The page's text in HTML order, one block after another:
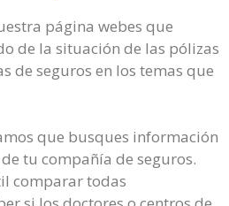
página webes que
de la situación de las pólizas
de seguros en los temas que
que busques información
tu compañía de seguros.
comparar todas